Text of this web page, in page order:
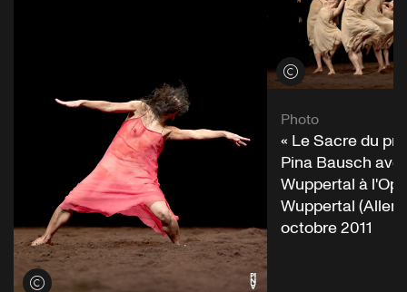
Voir les crédits
Voir les crédits
Photo
« Le Sacre du
Pina Bausch
Wuppertal à
Wuppertal
octobre 2011